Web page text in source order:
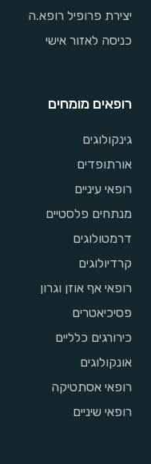
יצירת פרופיל רופא.ה
כניסה לאזור אישי
רופאים מומחים
גינקולוגים
אורתופדים
רופאי עיניים
מנתחים פלסטיים
דרמטולוגים
קרדיולוגים
רופאי אף אוזן וגרון
פסיכיאטרים
כירורגים כלליים
אונקולוגים
רופאי אסתטיקה
רופאי שיניים